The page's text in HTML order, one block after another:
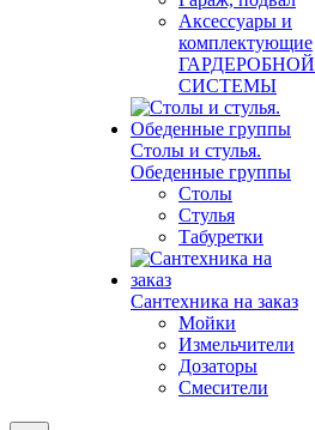
Аксессуары и
комплектующие
ГАРДЕРОБНОЙ
СИСТЕМЫ
Столы и стулья.
Обеденные группы
Столы
Стулья
Табуретки
Сантехника на заказ
Мойки
Измельчители
Дозаторы
Смесители